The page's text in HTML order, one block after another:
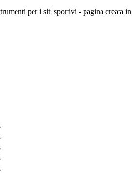
per i siti sportivi - pagina creata in